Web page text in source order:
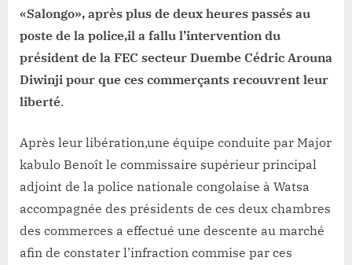
«Salongo», après plus de deux heures passés au
poste de la police,il a fallu l’intervention du
président de la FEC secteur Duembe Cédric Arouna
Diwinji pour que ces commerçants recouvrent leur
liberté.
Après leur libération,une équipe conduite par Major
kabulo Benoît le commissaire supérieur principal
adjoint de la police nationale congolaise à Watsa
accompagnée des présidents de ces deux chambres
des commerces a effectué une descente au marché
afin de constater l’infraction commise par ces